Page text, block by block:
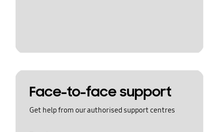
Face-to-face support
Get help from our authorised support centres